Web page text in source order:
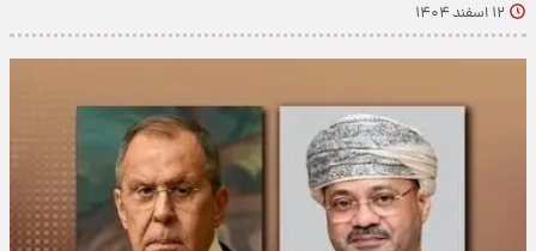
۱۲ اسفند ۱۴۰۴